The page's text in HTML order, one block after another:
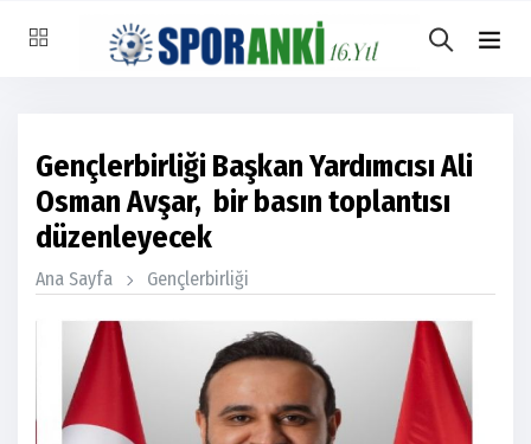
Gençlerbirliği Başkan Yardımcısı Ali
Osman Avşar, bir basın toplantısı
düzenleyecek
Ana Sayfa Gençlerbirliği